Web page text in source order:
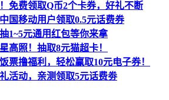
免费领取Q币2个卡券，好礼不断
国移动用户领取0.5元话费券
1~5元通用红包等你来拿
高照！抽取8元猫超卡！
票撸福利，轻松赢取10元电子券！
活动，亲测领取5元话费劵